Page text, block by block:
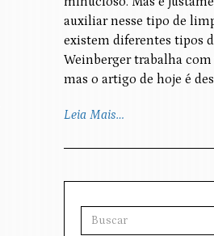
auxiliar nesse tipo de
existem diferentes tipos
Weinberger trabalha com
mas o artigo de hoje é
Leia Mais…